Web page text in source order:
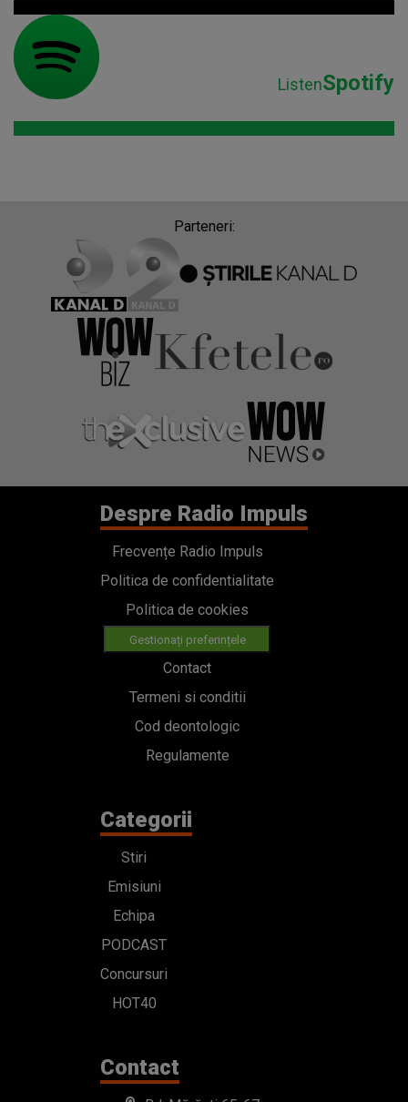
ListenSpotify
Parteneri:
Despre Radio Impuls
Frecvențe Radio Impuls
Politica de confidentialitate
Politica de cookies
Gestionați preferințele
Contact
Termeni si conditii
Cod deontologic
Regulamente
Categorii
Stiri
Emisiuni
Echipa
PODCAST
Concursuri
HOT40
Contact